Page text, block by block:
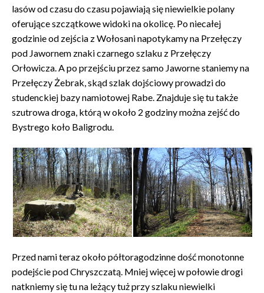
lasów od czasu do czasu pojawiają się niewielkie polany
oferujące szczątkowe widoki na okolicę. Po niecałej
godzinie od zejścia z Wołosani napotykamy na Przełęczy
pod Jawornem znaki czarnego szlaku z Przełęczy
Orłowicza. A po przejściu przez samo Jaworne staniemy na
Przełęczy Żebrak, skąd szlak dojściowy prowadzi do
studenckiej bazy namiotowej Rabe. Znajduje się tu także
szutrowa droga, którą w około 2 godziny można zejść do
Bystrego koło Baligrodu.
Przed nami teraz około półtoragodzinne dość monotonne
podejście pod Chryszczatą. Mniej więcej w połowie drogi
natkniemy się tu na leżący tuż przy szlaku niewielki